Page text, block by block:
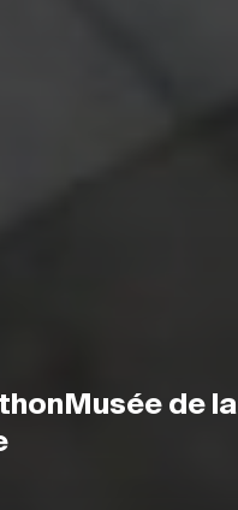
de la